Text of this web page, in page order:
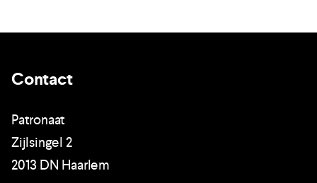
Contact
Patronaat
Zijlsingel 2
2013 DN Haarlem